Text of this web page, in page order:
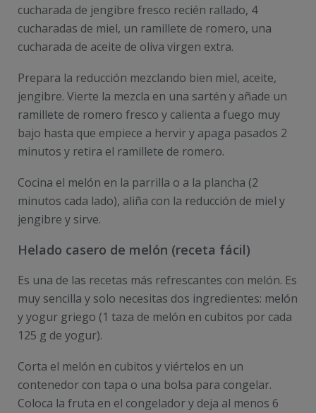
cucharada de jengibre fresco recién rallado, 4
cucharadas de miel, un ramillete de romero, una
cucharada de aceite de oliva virgen extra.
Prepara la reducción mezclando bien miel, aceite,
jengibre. Vierte la mezcla en una sartén y añade un
ramillete de romero fresco y calienta a fuego muy
bajo hasta que empiece a hervir y apaga pasados 2
minutos y retira el ramillete de romero.
Cocina el melón en la parrilla o a la plancha (2
minutos cada lado), aliña con la reducción de miel y
jengibre y sirve.
Helado casero de melón (receta fácil)
Es una de las recetas más refrescantes con melón. Es
muy sencilla y solo necesitas dos ingredientes: melón
y yogur griego (1 taza de melón en cubitos por cada
125 g de yogur).
Corta el melón en cubitos y viértelos en un
contenedor con tapa o una bolsa para congelar.
Coloca la fruta en el congelador y deja al menos 6